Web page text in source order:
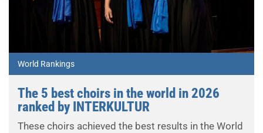
World Rankings
The 5 best choirs in the world in 2026
ranked by INTERKULTUR
These choirs achieved the best results in the World